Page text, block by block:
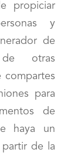
propiciar
y
de
otras
compartes
para
de
haya un
de la